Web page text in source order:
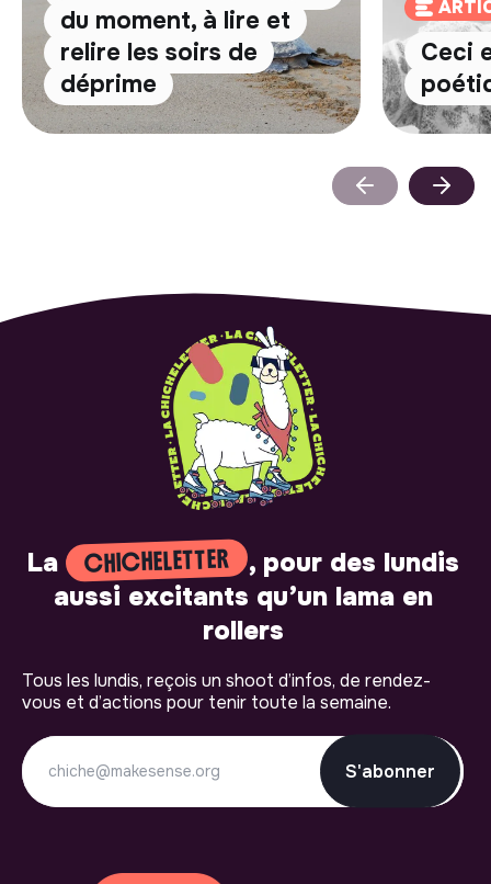
du moment, à lire et
relire les soirs de
déprime
Ceci
La CHICHELETTER
, pour des lundis
aussi excitants qu’un lama en
rollers
Tous les lundis, reçois un shoot d’infos, de rendez-
vous et d’actions pour tenir toute la semaine.
S'abonner